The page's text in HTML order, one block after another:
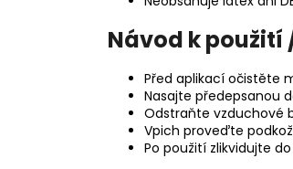
Návod k použití
Před aplikací očistěte
Nasajte předepsanou
Odstraňte vzduchové
Vpich proveďte
Po použití zlikvidujte